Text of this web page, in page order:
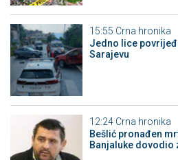
15:55 Crna hronika
Јedno lice
Sarajevu
12:24 Crna hronika
Bešlić pronađen
Banjaluke dovodio